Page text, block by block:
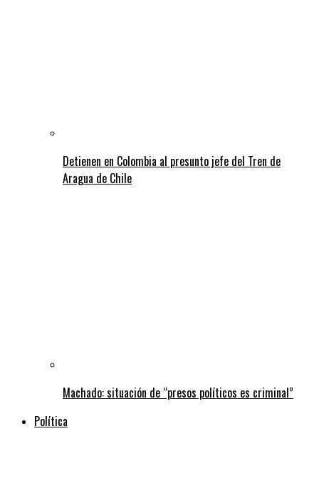
Detienen en Colombia al presunto jefe del Tren de
Aragua de Chile
Machado: situación de “presos políticos es criminal”
Política